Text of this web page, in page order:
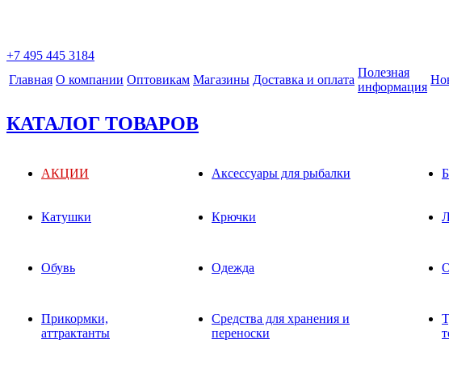
+7 495 445 3184
Главная О компании Оптовикам Магазины Доставка и оплата
Полезная
информация
КАТАЛОГ ТОВАРОВ
АКЦИИ Аксессуары для рыбалки
Катушки Крючки
Обувь Одежда
Прикормки,
аттрактанты
Средства для хранения и
переноски